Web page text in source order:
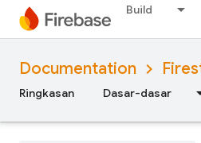
Build
Documentation
Ringkasan Dasar-dasar